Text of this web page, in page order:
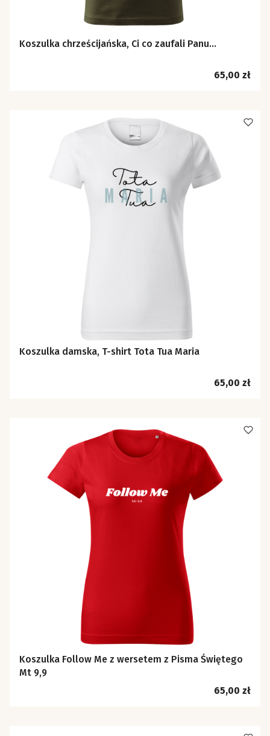
Koszulka chrześcijańska, Ci co zaufali Panu...
Cena
65,00 zł
Koszulka damska, T-shirt Tota Tua Maria
Cena
65,00 zł
Koszulka Follow Me z wersetem z Pisma Świętego
Mt 9,9
Cena
65,00 zł